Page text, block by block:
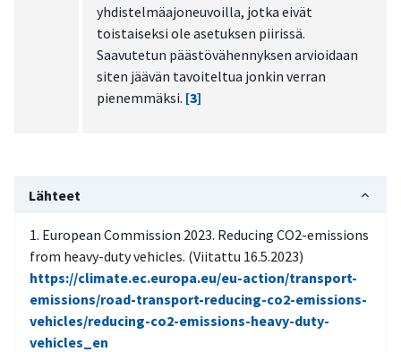
yhdistelmäajoneuvoilla, jotka eivät
toistaiseksi ole asetuksen piirissä.
Saavutetun päästövähennyksen arvioidaan
siten jäävän tavoiteltua jonkin verran
pienemmäksi. [3]
Lähteet
European Commission 2023. Reducing CO2-emissions
from heavy-duty vehicles. (Viitattu 16.5.2023)
https://climate.ec.europa.eu/eu-action/transport-
emissions/road-transport-reducing-co2-emissions-
vehicles/reducing-co2-emissions-heavy-duty-
vehicles_en